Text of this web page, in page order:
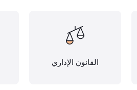
القانون الإداري